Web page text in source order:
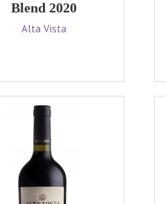
Blend 2020
Alta Vista